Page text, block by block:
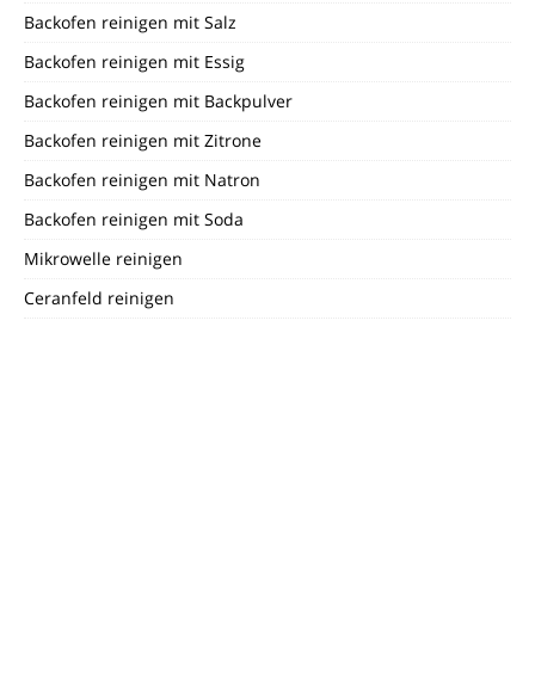
Backofen reinigen mit Salz
Backofen reinigen mit Essig
Backofen reinigen mit Backpulver
Backofen reinigen mit Zitrone
Backofen reinigen mit Natron
Backofen reinigen mit Soda
Mikrowelle reinigen
Ceranfeld reinigen